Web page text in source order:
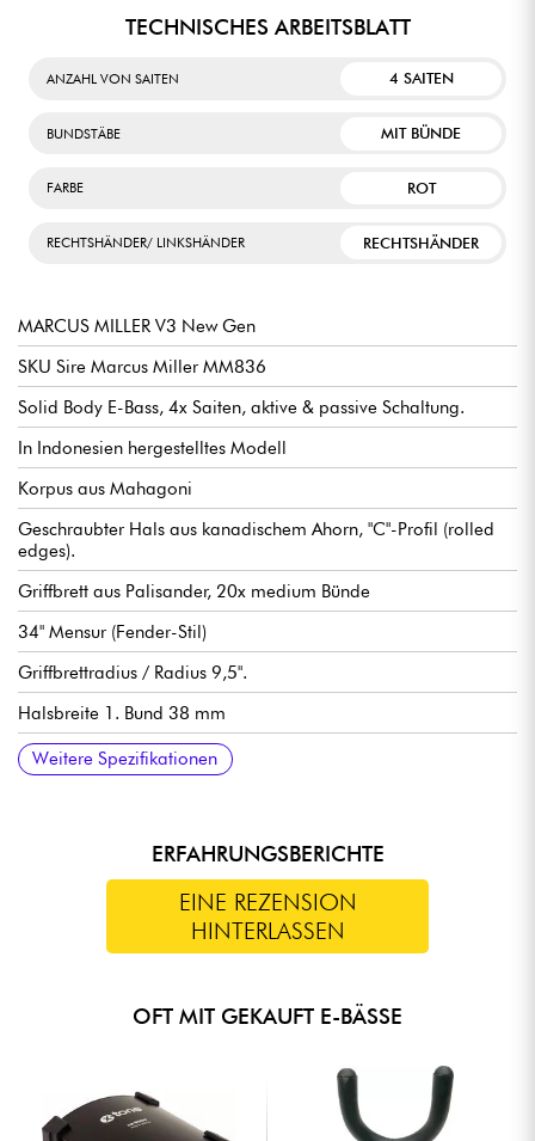
TECHNISCHES ARBEITSBLATT
ANZAHL VON SAITEN 4 SAITEN
BUNDSTÄBE MIT BÜNDE
FARBE ROT
RECHTSHÄNDER/ LINKSHÄNDER RECHTSHÄNDER
MARCUS MILLER V3 New Gen
SKU Sire Marcus Miller MM836
Solid Body E-Bass, 4x Saiten, aktive & passive Schaltung.
In Indonesien hergestelltes Modell
Korpus aus Mahagoni
Geschraubter Hals aus kanadischem Ahorn, "C"-Profil (rolled
edges).
Griffbrett aus Palisander, 20x medium Bünde
34" Mensur (Fender-Stil)
Griffbrettradius / Radius 9,5".
Halsbreite 1. Bund 38 mm
Tonabnehmer Sire Standard J-Revolution Pickup-Set
Sire Standard 2-Band Preamp, zuschaltbar aktiv/passiv (18V
über 2x 9V Batterien)
Lautstärke
Ton
Balance Mikrofone
Höhen
Bass (push / pull für aktiven oder passiven Modus)
Sire Standard Bass Bridge with Body Thru Hole Steg
Sire Standard Open Gear stimmmechaniken
Hochglanz Korpus Finish
Satin Hals Finish
Weitere Spezifikationen
ERFAHRUNGSBERICHTE
EINE REZENSION
HINTERLASSEN
OFT MIT GEKAUFT E-BÄSSE